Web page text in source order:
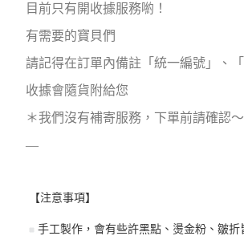
目前只有開收據服務喲！
有需要的寶貝們
請記得在訂單內備註「統一編號」、「
收據會隨貨附給您
＊我們沒有補寄服務，下單前請確認
—
【注意事項】
手工製作，會有些許黑點、燙金粉、皺折